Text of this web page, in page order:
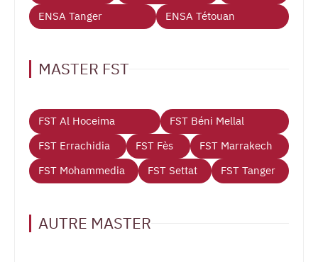
ENSA Tanger
ENSA Tétouan
MASTER FST
FST Al Hoceima
FST Béni Mellal
FST Errachidia
FST Fès
FST Marrakech
FST Mohammedia
FST Settat FST Tanger
AUTRE MASTER